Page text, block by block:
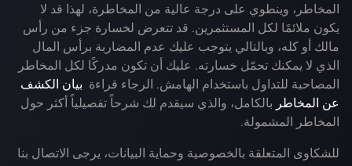
المخاطر، وينطوي على درجة عالية من المخاطرة، لهذا قد لا
يكون ملائمًا لكل المستثمرين. قد تتعرض لخسارة جزء من رأس
مالك أو كله، وبالتالي يتوجب عليك عدم المضاربة برأس المال
الذي لا يمكنك تحمّل خسارته. عليك أن تكون مدركًا لكل المخاطر
المصاحبة للتداول باستخدام الهامش. الرجاء قراءة بيان الكشف
عن المخاطر بالكامل، والذي سيقدم لك شرحاً تفصيلياً أكثر حول
المخاطر المشمولة.
للشكاوى المتعلقة بالخصوصية وحماية البيانات، يرجى الاتصال بنا